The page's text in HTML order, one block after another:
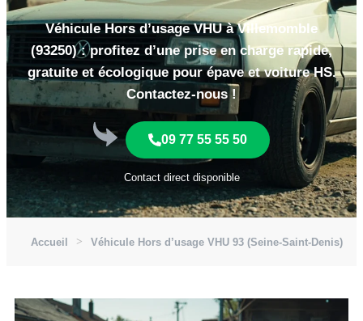
Véhicule Hors d’usage VHU à Villemomble
(93250) : profitez d’une prise en charge rapide,
gratuite et écologique pour épave et voiture HS.
Contactez-nous !
09 77 55 55 50
Contact direct disponible
Accueil Véhicule Hors d’usage VHU 93 (Seine-Saint-Denis)